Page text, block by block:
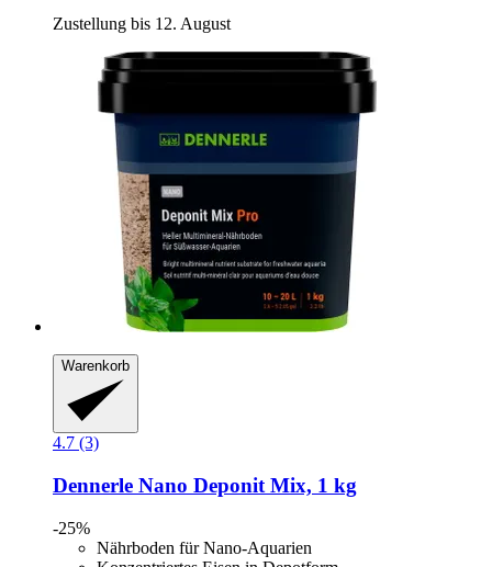
Zustellung bis 12. August
Warenkorb
4.7 (3)
Dennerle Nano Deponit Mix, 1 kg
-25%
Nährboden für Nano-Aquarien